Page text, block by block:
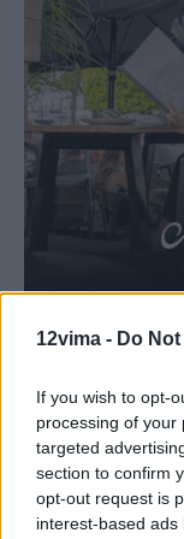
12vima - Do
If you wish to opt-
processing of your
targeted
section to confirm
opt-out request is
interest-based